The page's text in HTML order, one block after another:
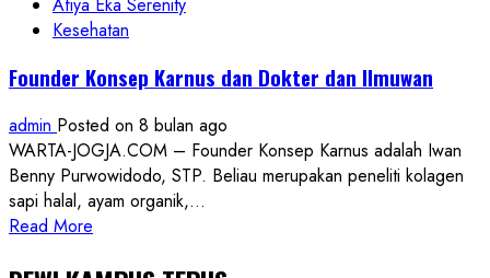
Kesehatan
Founder Konsep Karnus dan Dokter dan Ilmuwan
admin Posted on 8 bulan ago
WARTA-JOGJA.COM – Founder Konsep Karnus adalah Iwan
Benny Purwowidodo, STP. Beliau merupakan peneliti kolagen
sapi halal, ayam organik,...
Read More